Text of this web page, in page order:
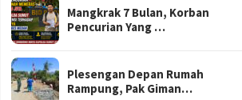
Mangkrak 7 Bulan, Korban
Pencurian Yang …
Plesengan Depan Rumah
Rampung, Pak Giman…